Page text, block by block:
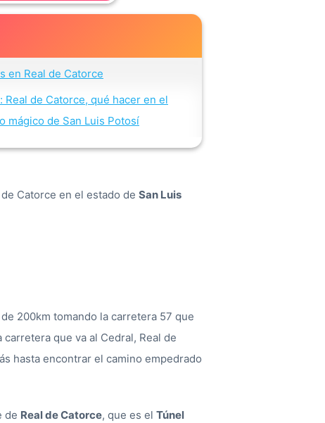
en Real de Catorce
Real de Catorce, qué hacer en el
mágico de San Luis Potosí
Catorce en el estado de San Luis
200km tomando la carretera 57 que
que va al Cedral, Real de
hasta encontrar el camino empedrado
de Real de Catorce, que es el Túnel